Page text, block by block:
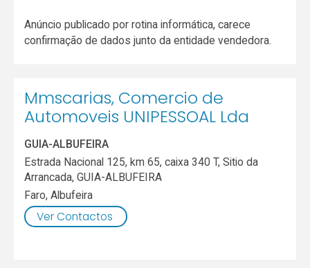
Anúncio publicado por rotina informática, carece
confirmação de dados junto da entidade vendedora.
Mmscarias, Comercio de
Automoveis UNIPESSOAL Lda
GUIA-ALBUFEIRA
Estrada Nacional 125, km 65, caixa 340 T, Sitio da
Arrancada, GUIA-ALBUFEIRA
Faro,Albufeira
Ver Contactos